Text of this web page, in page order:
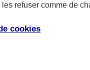
refuser comme de
cookies